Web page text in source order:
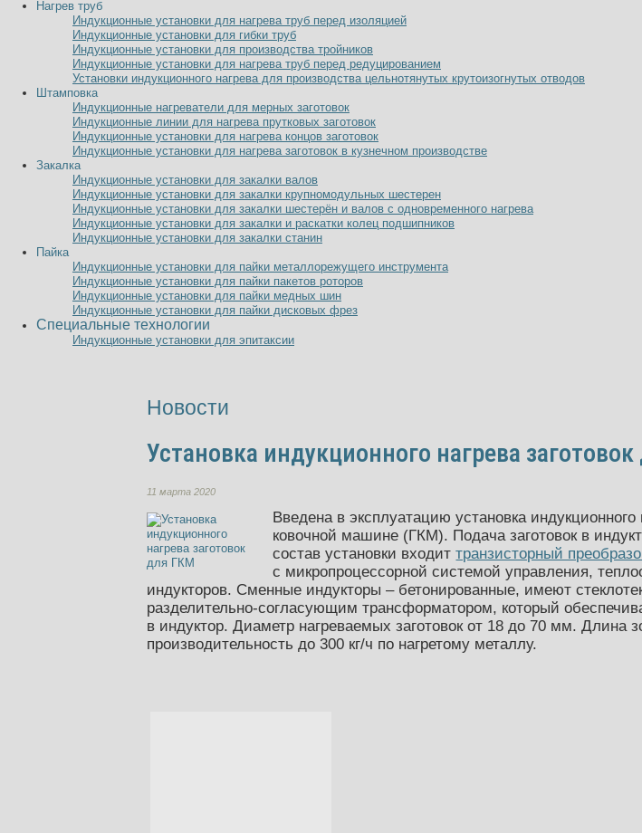
Нагрев труб
Индукционные установки для нагрева труб перед изоляцией
Индукционные установки для гибки труб
Индукционные установки для производства тройников
Индукционные установки для нагрева труб перед редуцированием
Установки индукционного нагрева для производства цельнотянутых крутоизогнутых отводов
Штамповка
Индукционные нагреватели для мерных заготовок
Индукционные линии для нагрева прутковых заготовок
Индукционные установки для нагрева концов заготовок
Индукционные установки для нагрева заготовок в кузнечном производстве
Закалка
Индукционные установки для закалки валов
Индукционные установки для закалки крупномодульных шестерен
Индукционные установки для закалки шестерён и валов с одновременного нагрева
Индукционные установки для закалки и раскатки колец подшипников
Индукционные установки для закалки станин
Пайка
Индукционные установки для пайки металлорежущего инструмента
Индукционные установки для пайки пакетов роторов
Индукционные установки для пайки медных шин
Индукционные установки для пайки дисковых фрез
Специальные технологии
Индукционные установки для эпитаксии
Новости
Установка индукционного нагрева
11 марта 2020
Введена в эксплуатацию установка индукционного
ковочной машине (ГКМ). Подача заготовок в
состав установки входиттранзисторный
с микропроцессорной системой управления,
индукторов. Сменные индукторы – бетонированные, имеют
разделительно-согласующим трансформатором, который
в индуктор. Диаметр нагреваемых заготовок от 18 до 70 мм. Длина
производительность до 300 кг/ч по нагретому металлу.